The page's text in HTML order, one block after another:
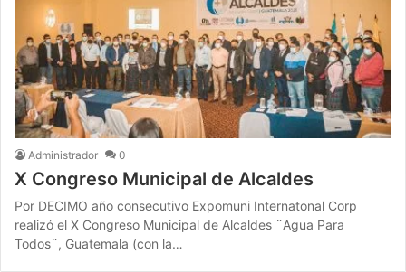
Administrador 0
X Congreso Municipal de Alcaldes
Por DECIMO año consecutivo Expomuni Internatonal Corp
realizó el X Congreso Municipal de Alcaldes ¨Agua Para
Todos¨, Guatemala (con la…